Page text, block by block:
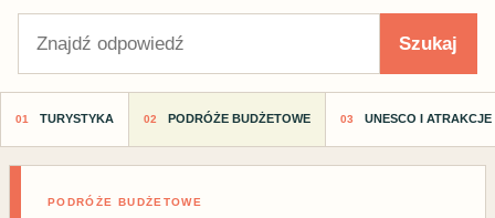
Szukaj
TURYSTYKA PODRÓŻE BUDŻETOWE UNESCO I
PODRÓŻE BUDŻETOWE